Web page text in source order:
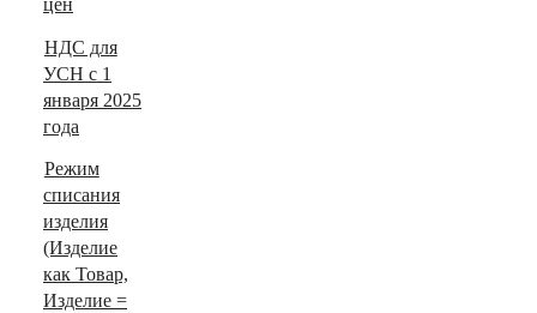
цен
НДС для
УСН с 1
января 2025
года
Режим
списания
изделия
(Изделие
как Товар,
Изделие =